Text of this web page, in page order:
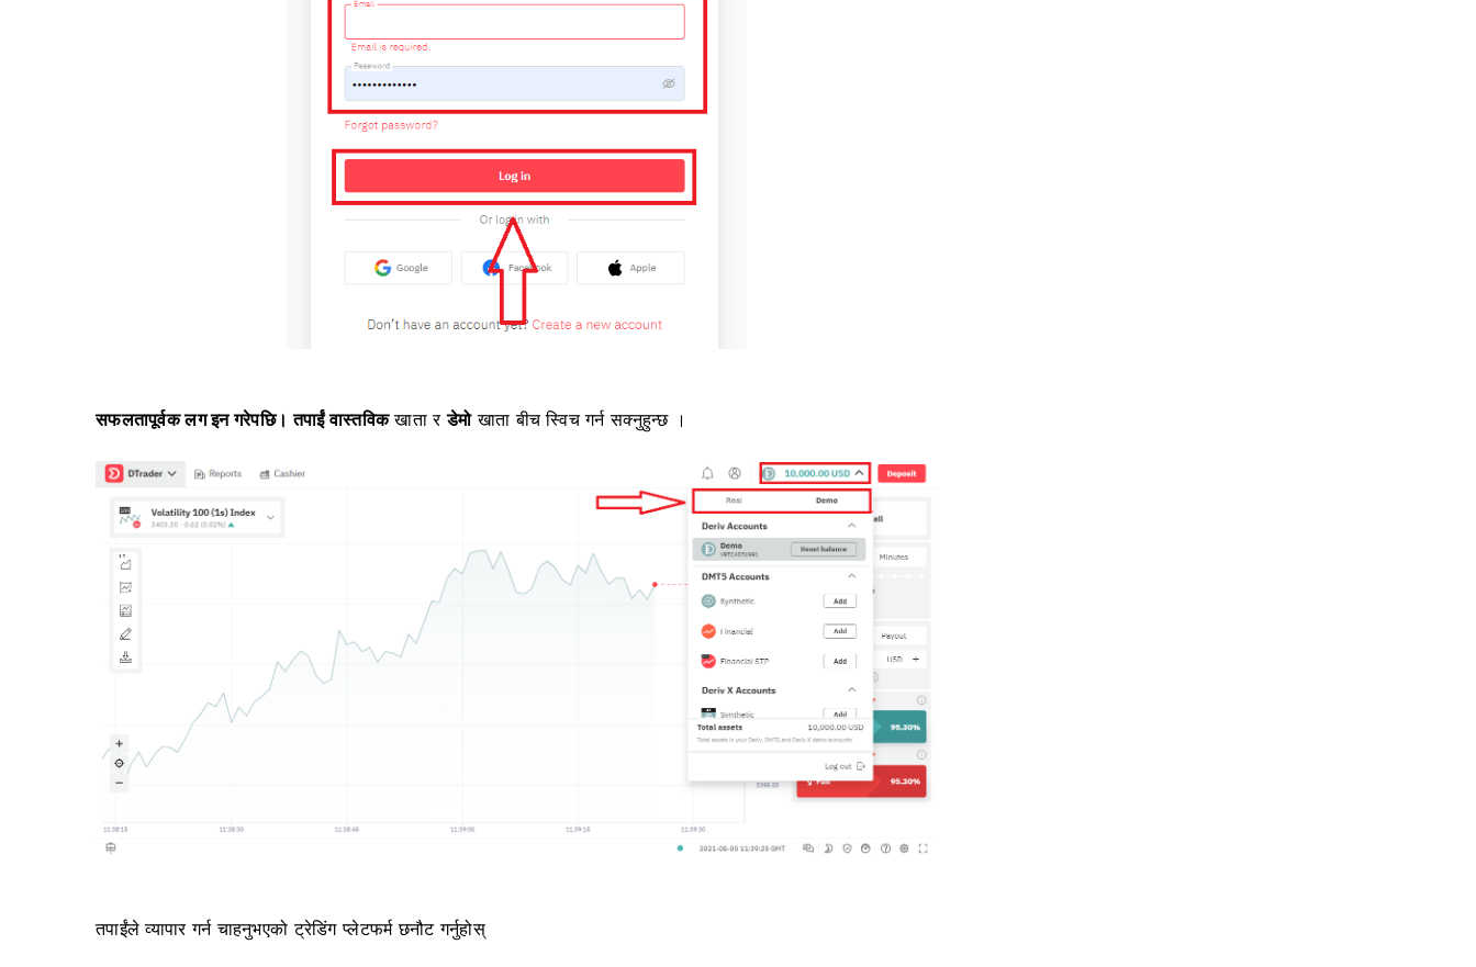
सफलतापूर्वक लग इन गरेपछि। तपाईंवास्तविकखाता रडेमोखाताबीच स्विच गर्न सक्नुहुन्छ ।
तपाईंले व्यापार गर्न चाहनुभएको ट्रेडिंग प्लेटफर्म छनौट गर्नुहोस्